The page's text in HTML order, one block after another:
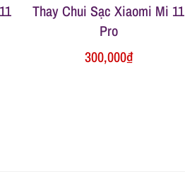
Thay Chui Sạc Xiaomi Mi 11
Pro
300,000₫